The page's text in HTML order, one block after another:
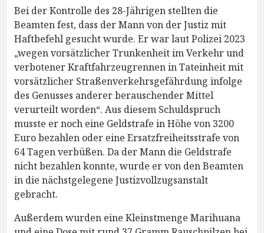
Bei der Kontrolle des 28-Jährigen stellten die
Beamten fest, dass der Mann von der Justiz mit
Haftbefehl gesucht wurde. Er war laut Polizei 2023
„wegen vorsätzlicher Trunkenheit im Verkehr und
verbotener Kraftfahrzeugrennen in Tateinheit mit
vorsätzlicher Straßenverkehrsgefährdung infolge
des Genusses anderer berauschender Mittel
verurteilt worden“. Aus diesem Schuldspruch
musste er noch eine Geldstrafe in Höhe von 3200
Euro bezahlen oder eine Ersatzfreiheitsstrafe von
64 Tagen verbüßen. Da der Mann die Geldstrafe
nicht bezahlen konnte, wurde er von den Beamten
in die nächstgelegene Justizvollzugsanstalt
gebracht.
Außerdem wurden eine Kleinstmenge Marihuana